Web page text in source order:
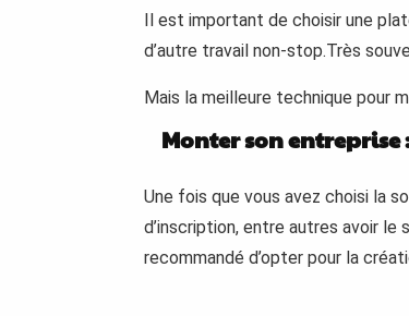
Il est important de choisir une
d’autre travail non-stop.Très
Mais la meilleure technique pour
Monter son
Une fois que vous avez choisi la
d’inscription, entre autres avoir le
recommandé d’opter pour la